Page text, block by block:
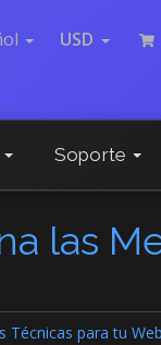
USD
Soporte
las
Técnicas para tu Web